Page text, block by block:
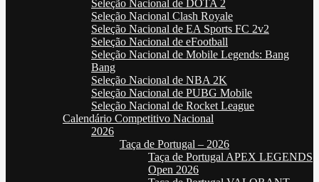
Seleção Nacional de DOTA 2
Seleção Nacional Clash Royale
Seleção Nacional de EA Sports FC 2v2
Seleção Nacional de eFootball
Seleção Nacional de Mobile Legends: Bang
Bang
Seleção Nacional de NBA 2K
Seleção Nacional de PUBG Mobile
Seleção Nacional de Rocket League
Calendário Competitivo Nacional
2026
Taça de Portugal – 2026
Taça de Portugal APEX LEGENDS
Open 2026